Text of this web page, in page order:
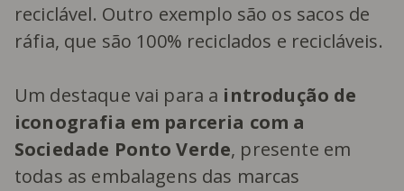
reciclável. Outro exemplo são os sacos de
ráfia, que são 100% reciclados e recicláveis.
Um destaque vai para a introdução de
iconografia em parceria com a
Sociedade Ponto Verde, presente em
todas as embalagens das marcas